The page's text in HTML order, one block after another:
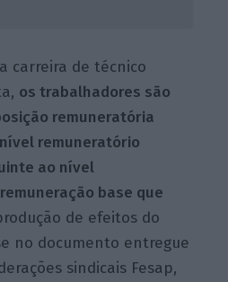
carreira de técnico
os trabalhadores são
remuneratória
remuneratório
ao nível
base que
de efeitos do
no documento entregue
sindicais Fesap,